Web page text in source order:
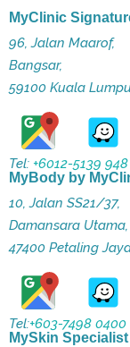
MyClinic
96, Jalan Maarof,
Bangsar,
59100 Kuala
Tel: +6012-5139 948
MyBody by
10, Jalan SS21/37,
Damansara Utama,
47400 Petaling
Tel:+603-7498 0400
MySkin